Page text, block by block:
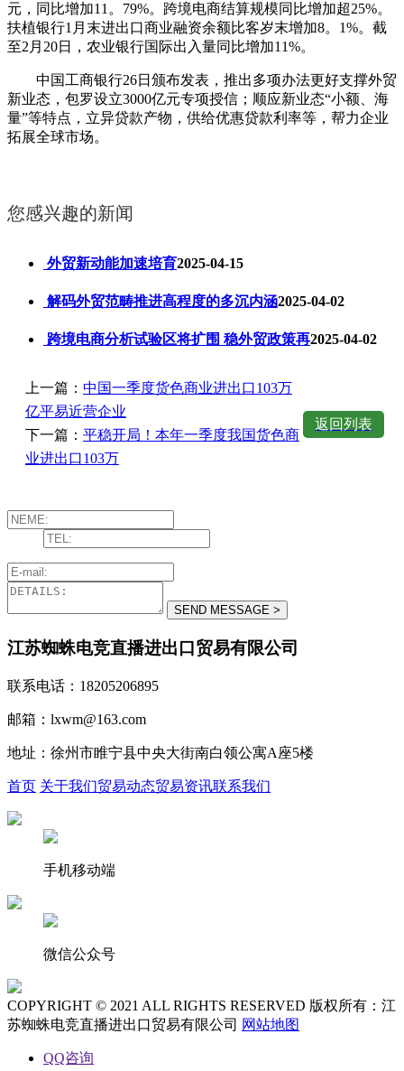
元，同比增加11。79%。跨境电商结算规模同比增加超25%。
扶植银行1月末进出口商业融资余额比客岁末增加8。1%。截
至2月20日，农业银行国际出入量同比增加11%。
中国工商银行26日颁布发表，推出多项办法更好支撑外贸
新业态，包罗设立3000亿元专项授信；顺应新业态“小额、海
量”等特点，立异贷款产物，供给优惠贷款利率等，帮力企业
拓展全球市场。
您感兴趣的新闻
外贸新动能加速培育2025-04-15
解码外贸范畴推进高程度的多沉内涵2025-04-02
跨境电商分析试验区将扩围 稳外贸政策再2025-04-02
上一篇： 中国一季度货色商业进出口103万
亿平易近营企业
下一篇： 平稳开局！本年一季度我国货色商
业进出口103万
返回列表
江苏蜘蛛电竞直播进出口贸易有限公司
联系电话：18205206895
邮箱：lxwm@163.com
地址：徐州市睢宁县中央大街南白领公寓A座5楼
首页 关于我们贸易动态贸易资讯联系我们
手机移动端
微信公众号
COPYRIGHT © 2021 ALL RIGHTS RESERVED 版权所有：江
苏蜘蛛电竞直播进出口贸易有限公司 网站地图
QQ咨询